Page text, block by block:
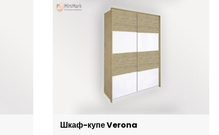
Шкаф-купе Verona